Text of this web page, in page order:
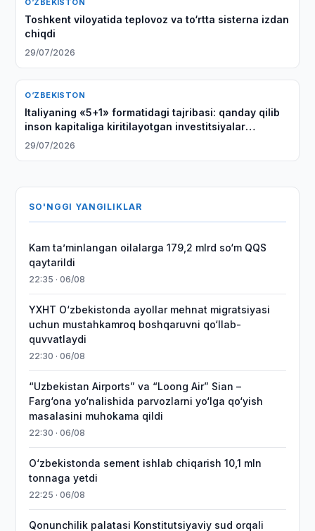
O‘ZBEKISTON
Toshkent viloyatida teplovoz va to‘rtta sisterna izdan
chiqdi
29/07/2026
O‘ZBEKISTON
Italiyaning «5+1» formatidagi tajribasi: qanday qilib
inson kapitaliga kiritilayotgan investitsiyalar
Markaziy Osiyo bilan strategik sheriklikning asosiga
29/07/2026
SO'NGGI YANGILIKLAR
Kam taʼminlangan oilalarga 179,2 mlrd so‘m QQS
qaytarildi
22:35 · 06/08
YXHT O‘zbekistonda ayollar mehnat migratsiyasi
uchun mustahkamroq boshqaruvni qo‘llab-
quvvatlaydi
22:30 · 06/08
“Uzbekistan Airports” va “Loong Air” Sian –
Farg‘ona yo‘nalishida parvozlarni yo‘lga qo‘yish
masalasini muhokama qildi
22:30 · 06/08
O‘zbekistonda sement ishlab chiqarish 10,1 mln
tonnaga yetdi
22:25 · 06/08
Qonunchilik palatasi Konstitutsiyaviy sud orqali